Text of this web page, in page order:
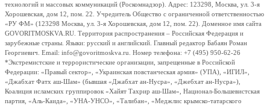
технологий и массовых коммуникаций (Роскомнадзор). Адрес: 123298, Москва, ул. 3-я
Хорошевская, дом 12, пом. 22. Учредитель Общество с ограниченной ответственностью
«РУ ФМ» (123298 Москва, ул. 3-я Хорошевская, дом 12, пом. 22). Доменное имя сайта
GOVORITMOSKVA.RU. Территория распространения – Российская Федерация и
зарубежные страны. Языки: русский и английский. Главный редактор Бабаян Роман
Георгиевич. Email: info@govoritmoskva.ru. Номер телефона: +7 (495) 950-62-26
*Экстремистские и террористические организации, запрещенные в Российской
Федерации: «Правый сектор», «Украинская повстанческая армия» (УПА), «ИГИЛ»,
«Джабхат Фатх аш-Шам» (бывшая «Джабхат ан-Нусра», «Джебхат ан-Нусра»),
Коалиция исламских группировок «Хайят Тахрир аш-Шам», Национал-Большевистская
партия, «Аль-Каида», «УНА-УНСО», «Талибан», «Меджлис крымско-татарского